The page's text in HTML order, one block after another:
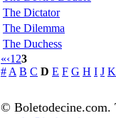
The Dictator
The Dilemma
The Duchess
«‹1 23
# A B C D E F G H I J K
© Boletodecine.com.